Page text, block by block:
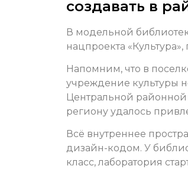
создавать в
В модельной
нацпроекта
Напомним, что в
учреждение культуры
Центральной районной
региону удалось
Всё внутреннее
дизайн-кодом. У
класс, лаборатория